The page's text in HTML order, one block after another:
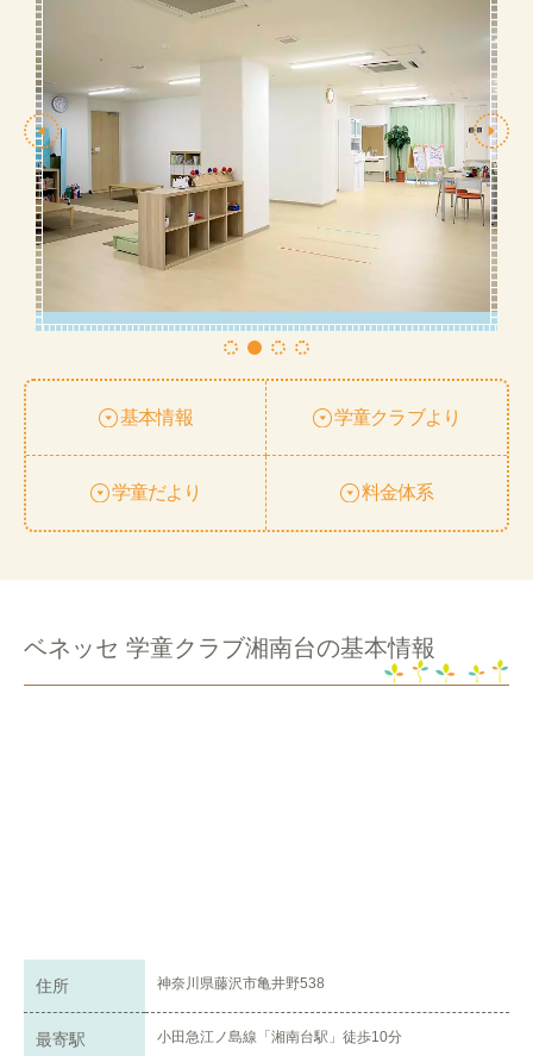
基本情報 学童クラブより
学童だより 料金体系
ベネッセ 学童クラブ湘南台の基本情報
住所 神奈川県藤沢市亀井野538
最寄駅 小田急江ノ島線「湘南台駅」徒歩10分